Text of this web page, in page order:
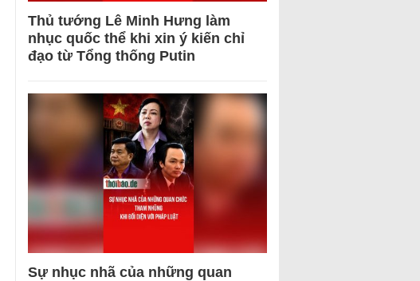
Thủ tướng Lê Minh Hưng làm
nhục quốc thể khi xin ý kiến chỉ
đạo từ Tổng thống Putin
Sự nhục nhã của những quan